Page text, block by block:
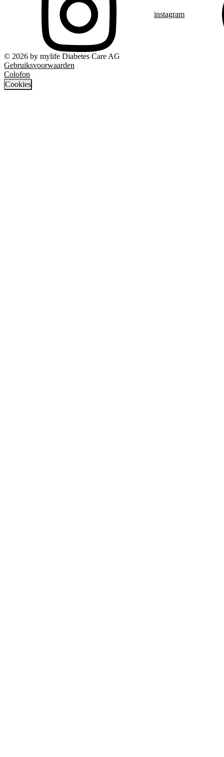
instagram
© 2026 by mylife Diabetes Care AG
Gebruiksvoorwaarden
Colofon
Cookies